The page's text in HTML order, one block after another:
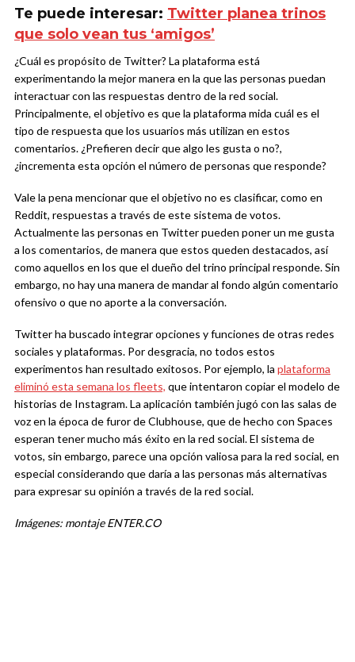
Te puede interesar: Twitter planea trinos
que solo vean tus ‘amigos’
¿Cuál es propósito de Twitter? La plataforma está
experimentando la mejor manera en la que las personas puedan
interactuar con las respuestas dentro de la red social.
Principalmente, el objetivo es que la plataforma mida cuál es el
tipo de respuesta que los usuarios más utilizan en estos
comentarios. ¿Prefieren decir que algo les gusta o no?,
¿incrementa esta opción el número de personas que responde?
Vale la pena mencionar que el objetivo no es clasificar, como en
Reddit, respuestas a través de este sistema de votos.
Actualmente las personas en Twitter pueden poner un me gusta
a los comentarios, de manera que estos queden destacados, así
como aquellos en los que el dueño del trino principal responde. Sin
embargo, no hay una manera de mandar al fondo algún comentario
ofensivo o que no aporte a la conversación.
Twitter ha buscado integrar opciones y funciones de otras redes
sociales y plataformas. Por desgracia, no todos estos
experimentos han resultado exitosos. Por ejemplo, la plataforma
eliminó esta semana los fleets, que intentaron copiar el modelo de
historias de Instagram. La aplicación también jugó con las salas de
voz en la época de furor de Clubhouse, que de hecho con Spaces
esperan tener mucho más éxito en la red social. El sistema de
votos, sin embargo, parece una opción valiosa para la red social, en
especial considerando que daría a las personas más alternativas
para expresar su opinión a través de la red social.
Imágenes: montaje ENTER.CO